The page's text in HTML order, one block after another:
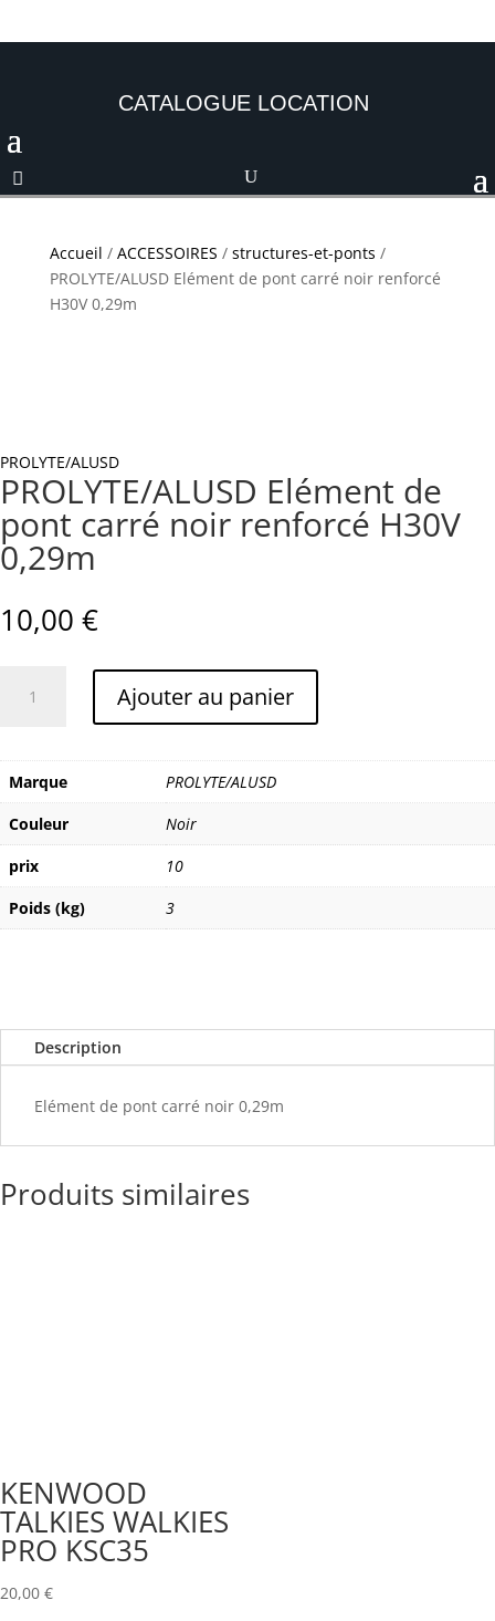
CATALOGUE LOCATION
Accueil / ACCESSOIRES / structures-et-ponts /
PROLYTE/ALUSD Elément de pont carré noir renforcé
H30V 0,29m
PROLYTE/ALUSD
PROLYTE/ALUSD Elément de
pont carré noir renforcé H30V
0,29m
10,00 €
PROLYTE/ALUSD
de
pont
carré
noir
renforcé
H30V
0,29m
Ajouter au panier
Marque
PROLYTE/ALUSD
Couleur
Noir
prix
10
Poids (kg)
3
Description
Elément de pont carré noir 0,29m
Produits similaires
KENWOOD
TALKIES WALKIES
PRO KSC35
20,00 €